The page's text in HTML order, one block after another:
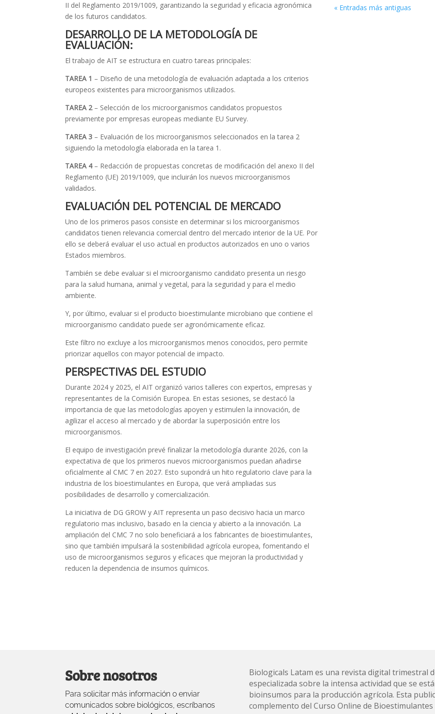
II del Reglamento 2019/1009, garantizando la seguridad y eficacia agronómica
de los futuros candidatos.
DESARROLLO DE LA METODOLOGÍA DE
EVALUACIÓN:
El trabajo de AIT se estructura en cuatro tareas principales:
TAREA 1 – Diseño de una metodología de evaluación adaptada a los criterios
europeos existentes para microorganismos utilizados.
TAREA 2– Selección de los microorganismos candidatos propuestos
previamente por empresas europeas mediante EU Survey.
TAREA 3 – Evaluación de los microorganismos seleccionados en la tarea 2
siguiendo la metodología elaborada en la tarea 1.
TAREA 4– Redacción de propuestas concretas de modificación del anexo II del
Reglamento (UE) 2019/1009, que incluirán los nuevos microorganismos
validados.
EVALUACIÓN DEL POTENCIAL DE MERCADO
Uno de los primeros pasos consiste en determinar si los microorganismos
candidatos tienen relevancia comercial dentro del mercado interior de la UE. Por
ello se deberá evaluar el uso actual en productos autorizados en uno o varios
Estados miembros.
También se debe evaluar si el microorganismo candidato presenta un riesgo
para la salud humana, animal y vegetal, para la seguridad y para el medio
ambiente.
Y, por último, evaluar si el producto bioestimulante microbiano que contiene el
microorganismo candidato puede ser agronómicamente eficaz.
Este filtro no excluye a los microorganismos menos conocidos, pero permite
priorizar aquellos con mayor potencial de impacto.
PERSPECTIVAS DEL ESTUDIO
Durante 2024 y 2025, el AIT organizó varios talleres con expertos, empresas y
representantes de la Comisión Europea. En estas sesiones, se destacó la
importancia de que las metodologías apoyen y estimulen la innovación, de
agilizar el acceso al mercado y de abordar la superposición entre los
microorganismos.
El equipo de investigación prevé finalizar la metodología durante 2026, con la
expectativa de que los primeros nuevos microorganismos puedan añadirse
oficialmente al CMC 7 en 2027. Esto supondrá un hito regulatorio clave para la
industria de los bioestimulantes en Europa, que verá ampliadas sus
posibilidades de desarrollo y comercialización.
La iniciativa de DG GROW y AIT representa un paso decisivo hacia un marco
regulatorio mas inclusivo, basado en la ciencia y abierto a la innovación. La
ampliación del CMC 7 no solo beneficiará a los fabricantes de bioestimulantes,
sino que también impulsará la sostenibilidad agrícola europea, fomentando el
uso de microorganismos seguros y eficaces que mejoran la productividad y
reducen la dependencia de insumos químicos.
« Entradas más antiguas
Sobre nosotros
Para solicitar más información o enviar
comunicados sobre biológicos, escríbanos
Biologicals Latam es una revista digital trimestral
especializada sobre la intensa actividad que se
bioinsumos para la producción agrícola. Esta
complemento del Curso Online de